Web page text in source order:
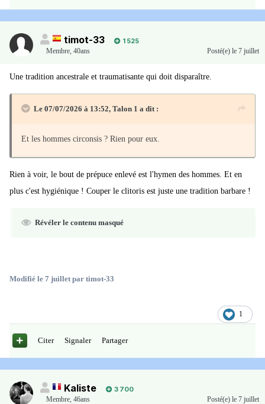
timot-33
1 525
Membre 40ans Posté(e) le 7 juillet
Une tradition ancestrale et traumatisante qui doit disparaître.
Le 07/07/2026 à 13:52, Talon 1 a dit :
Et les hommes circonsis ? Rien pour eux.
Rien à voir, le bout de prépuce enlevé est l'hymen des hommes. Et en
plus c'est hygiénique ! Couper le clitoris est juste une tradition barbare !
Révéler le contenu masqué
Modifié le 7 juillet par timot-33
1
Citer Signaler Partager
Kaliste
3 700
Membre, 46ans Posté(e) le 7 juillet